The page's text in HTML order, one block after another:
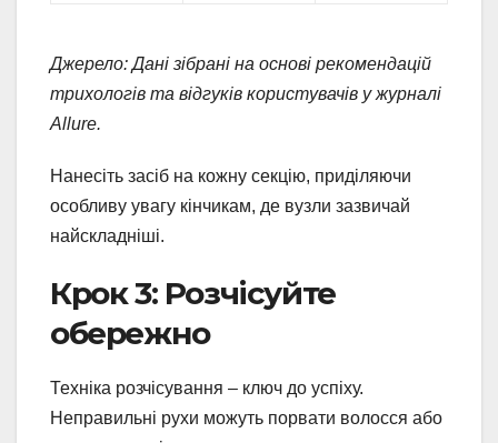
Джерело: Дані зібрані на основі рекомендацій
трихологів та відгуків користувачів у журналі
Allure.
Нанесіть засіб на кожну секцію, приділяючи
особливу увагу кінчикам, де вузли зазвичай
найскладніші.
Крок 3: Розчісуйте
обережно
Техніка розчісування – ключ до успіху.
Неправильні рухи можуть порвати волосся або